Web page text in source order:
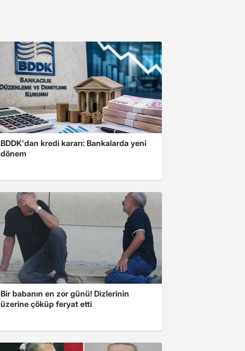
BDDK'dan kredi kararı: Bankalarda yeni
dönem
Bir babanın en zor günü! Dizlerinin
üzerine çöküp feryat etti